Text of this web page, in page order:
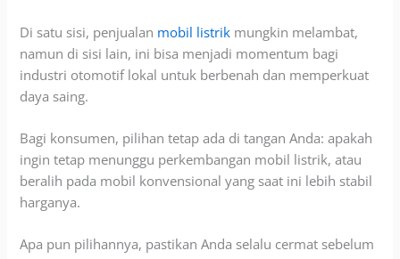
Di satu sisi, penjualan mobil listrik mungkin melambat,
namun di sisi lain, ini bisa menjadi momentum bagi
industri otomotif lokal untuk berbenah dan memperkuat
daya saing.
Bagi konsumen, pilihan tetap ada di tangan Anda: apakah
ingin tetap menunggu perkembangan mobil listrik, atau
beralih pada mobil konvensional yang saat ini lebih stabil
harganya.
Apa pun pilihannya, pastikan Anda selalu cermat sebelum